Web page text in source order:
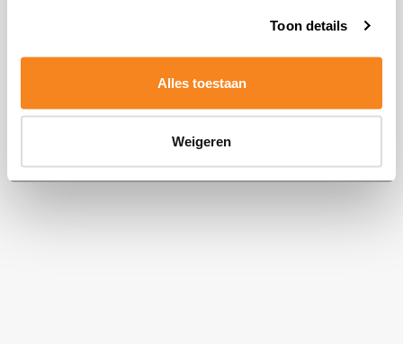
Toon details
Alles toestaan
Weigeren
We kunnen de pagina niet (meer) vinden. Keer terug